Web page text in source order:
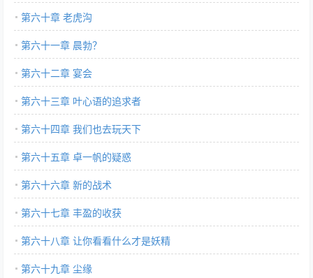
第六十章 老虎沟
第六十一章 晨勃？
第六十二章 宴会
第六十三章 叶心语的追求者
第六十四章 我们也去玩天下
第六十五章 卓一帆的疑惑
第六十六章 新的战术
第六十七章 丰盈的收获
第六十八章 让你看看什么才是妖精
第六十九章 尘缘